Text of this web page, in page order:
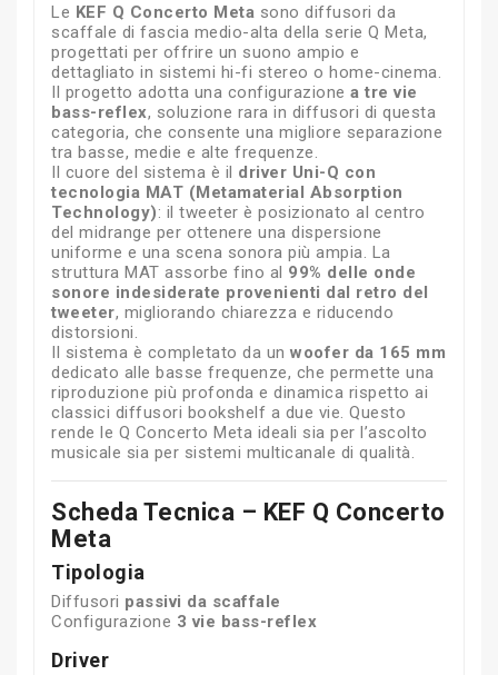
Le KEF Q Concerto Meta sono diffusori da
scaffale di fascia medio-alta della serie Q Meta,
progettati per offrire un suono ampio e
dettagliato in sistemi hi-fi stereo o home-cinema.
Il progetto adotta una configurazione a tre vie
bass-reflex, soluzione rara in diffusori di questa
categoria, che consente una migliore separazione
tra basse, medie e alte frequenze.
Il cuore del sistema è il driver Uni-Q con
tecnologia MAT (Metamaterial Absorption
Technology): il tweeter è posizionato al centro
del midrange per ottenere una dispersione
uniforme e una scena sonora più ampia. La
struttura MAT assorbe fino al 99% delle onde
sonore indesiderate provenienti dal retro del
tweeter, migliorando chiarezza e riducendo
distorsioni.
Il sistema è completato da un woofer da 165 mm
dedicato alle basse frequenze, che permette una
riproduzione più profonda e dinamica rispetto ai
classici diffusori bookshelf a due vie. Questo
rende le Q Concerto Meta ideali sia per l’ascolto
musicale sia per sistemi multicanale di qualità.
Scheda Tecnica – KEF Q Concerto
Meta
Tipologia
Diffusori passivi da scaffale
Configurazione 3 vie bass-reflex
Driver